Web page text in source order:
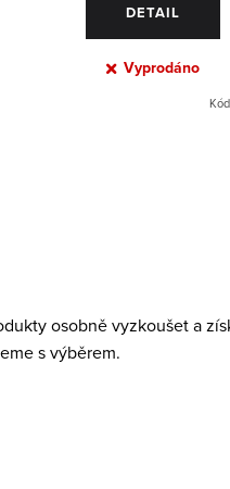
DETAIL
Vyprodáno
osobně vyzkoušet a
s výběrem.